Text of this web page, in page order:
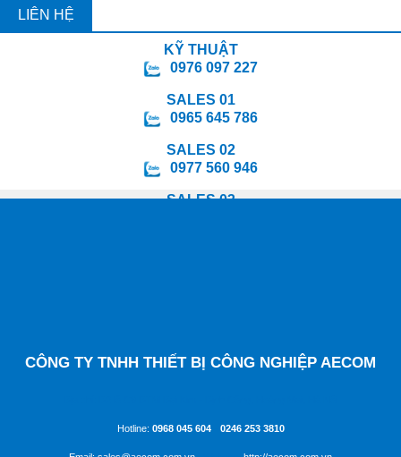
LIÊN HỆ
KỸ THUẬT
0976 097 227
SALES 01
0965 645 786
SALES 02
0977 560 946
SALES 03
CÔNG TY TNHH THIẾT BỊ CÔNG NGHIỆP AECOM
Hotline: 0968 045 604- 0246 253 3810